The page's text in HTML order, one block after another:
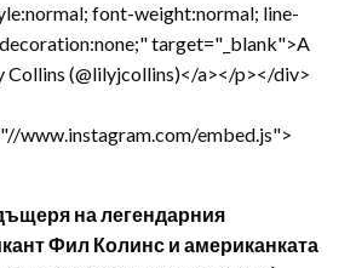
font-weight:normal; line-
target="_blank">A
Collins (@lilyjcollins)</a></p></div>
www.instagram.com/embed.js">
на легендарния
Фил Колинс и американката